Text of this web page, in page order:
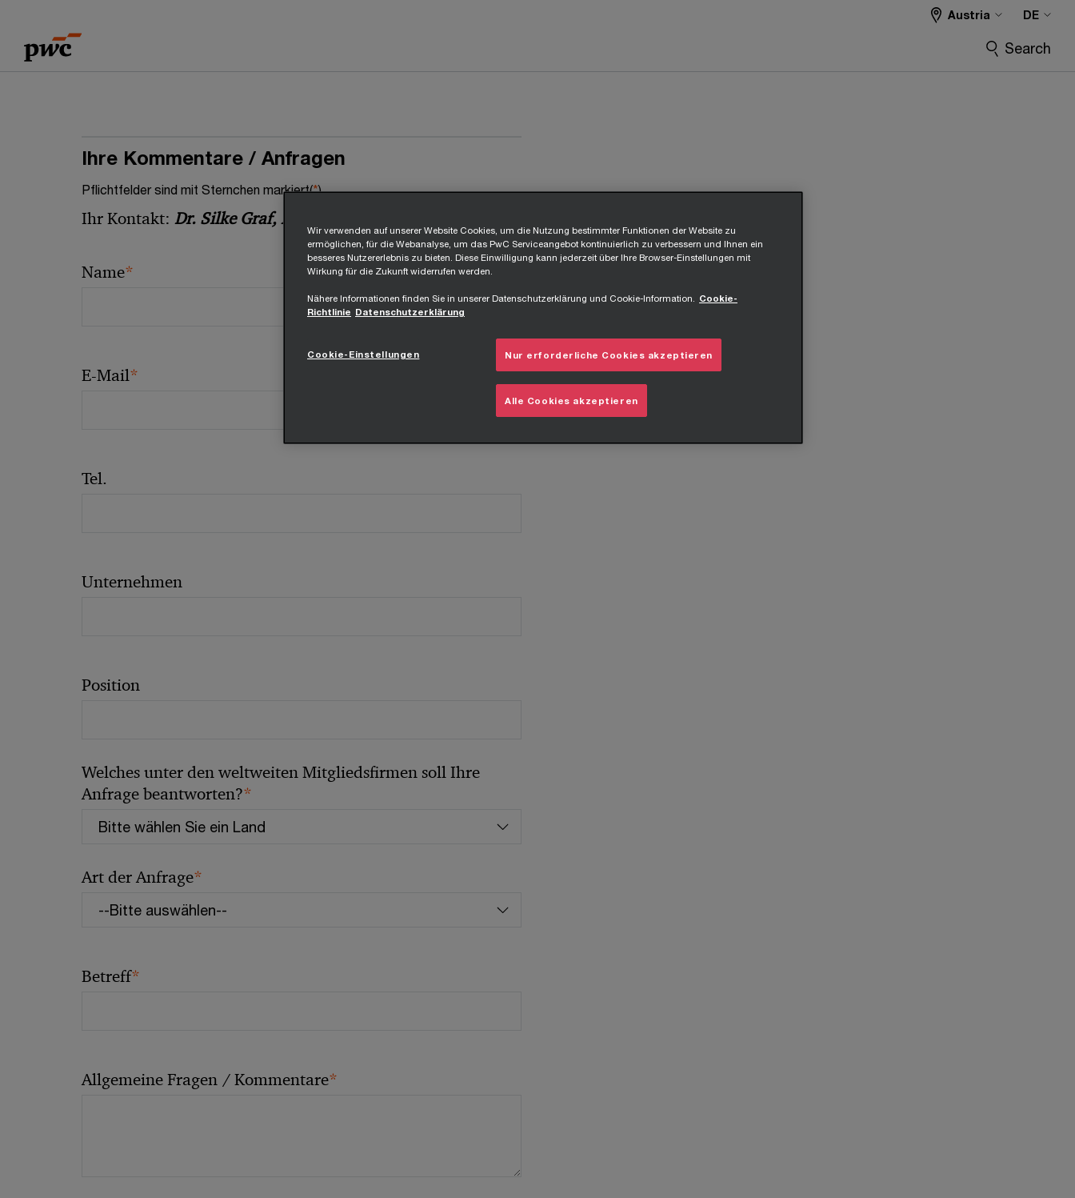
content
footer
Austria DE
Search
Ihre Kommentare / Anfragen
Pflichtfelder sind mit Sternchen markiert(*)
Ihr Kontakt: Dr. Silke Graf, LL.M.
Name*
E-Mail*
Tel.
Unternehmen
Position
Welches unter den weltweiten Mitgliedsfirmen soll Ihre
Anfrage beantworten?*
Art der Anfrage*
Betreff*
Allgemeine Fragen / Kommentare*
Wir verwenden auf unserer Website Cookies, um die Nutzung bestimmter Funktionen der Website zu
ermöglichen, für die Webanalyse, um das PwC Serviceangebot kontinuierlich zu verbessern und Ihnen ein
besseres Nutzererlebnis zu bieten. Diese Einwilligung kann jederzeit über Ihre Browser-Einstellungen mit
Wirkung für die Zukunft widerrufen werden.
Nähere Informationen finden Sie in unserer Datenschutzerklärung und Cookie-Information.
Cookie-
Richtlinie Datenschutzerklärung
Nur erforderliche Cookies akzeptieren
Alle Cookies akzeptieren
Cookie-Einstellungen